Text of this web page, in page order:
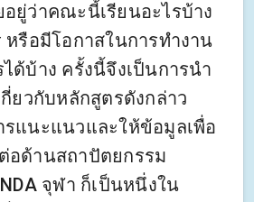
ยู่ว่าคณะนี้เรียนอะไรบ้าง
หรือมีโอกาสในการทำงาน
ด้บ้าง ครั้งนี้จึงเป็นการนำ
กี่ยวกับหลักสูตรดังกล่าว
แนะแนวและให้ข้อมูลเพื่อ
อด้านสถาปัตยกรรม
จุฬา ก็เป็นหนึ่งใน